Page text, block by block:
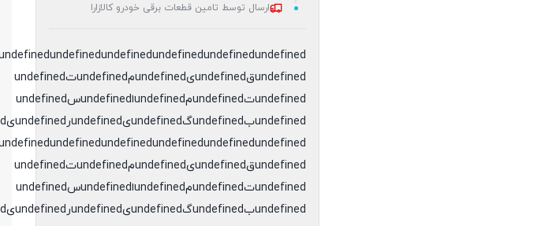
ارسال توسط تامین قطعات برقی خودرو کالازارا
undefinedundefinedundefinedundefined
undefinedقundefinedیundefinedمundefinedتundefined
undefinedتundefinedمundefinedاundefinedسundefined
undefinedبundefinedگundefinedیundefinedرundefinedیundefinedدundefined
undefinedundefinedundefinedundefined
undefinedقundefinedیundefinedمundefinedتundefined
undefinedتundefinedمundefinedاundefinedسundefined
undefinedبundefinedگundefinedیundefinedرundefinedیundefinedدundefined